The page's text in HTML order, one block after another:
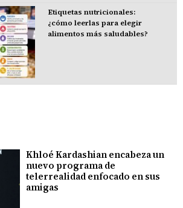
Etiquetas nutricionales:
¿cómo leerlas para elegir
alimentos más saludables?
Khloé Kardashian encabeza un
nuevo programa de
telerrealidad enfocado en sus
amigas